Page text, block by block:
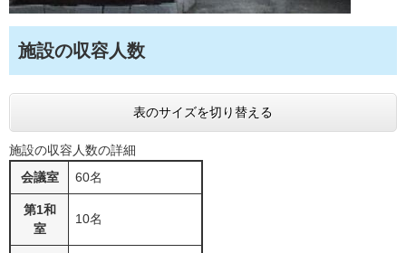
施設の収容人数
表のサイズを切り替える
施設の収容人数の詳細
会議室
60名
第1和
室
10名